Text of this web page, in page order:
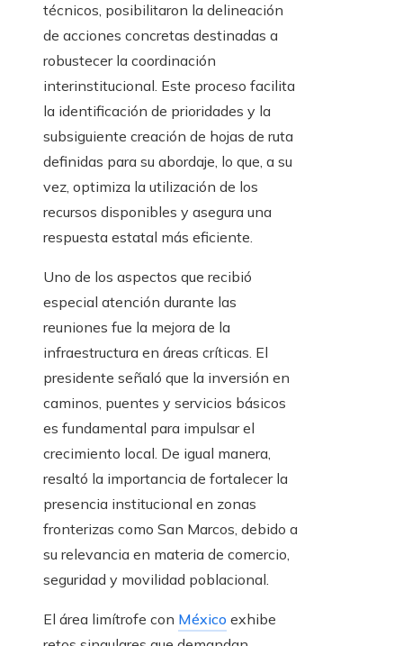
técnicos, posibilitaron la delineación
de acciones concretas destinadas a
robustecer la coordinación
interinstitucional. Este proceso facilita
la identificación de prioridades y la
subsiguiente creación de hojas de ruta
definidas para su abordaje, lo que, a su
vez, optimiza la utilización de los
recursos disponibles y asegura una
respuesta estatal más eficiente.
Uno de los aspectos que recibió
especial atención durante las
reuniones fue la mejora de la
infraestructura en áreas críticas. El
presidente señaló que la inversión en
caminos, puentes y servicios básicos
es fundamental para impulsar el
crecimiento local. De igual manera,
resaltó la importancia de fortalecer la
presencia institucional en zonas
fronterizas como San Marcos, debido a
su relevancia en materia de comercio,
seguridad y movilidad poblacional.
El área limítrofe con México exhibe